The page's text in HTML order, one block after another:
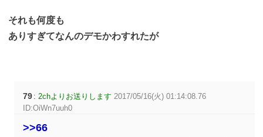
それも何度も
ありすぎてなんのデモかわすれたが
79 : 2chよりお送りします 2017/05/16(火) 01:14:08.76
ID:OiWn7uuh0
>>66